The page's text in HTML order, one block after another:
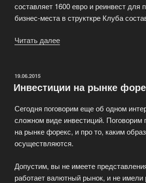
составляет 1600 евро и реинвест для
бизнес-места в структкре Клуба
Читать далее
покупки
ОПУБЛИКОВАНО
19.06.2015
Инвестиции на рынке
Сегодня поговорим еще об одном
сложном виде инвестиций. Поговорим
на рынке форекс, и про то, каким
осуществляются.
Допустим, вы не имеете
работает валютный рынок, и не